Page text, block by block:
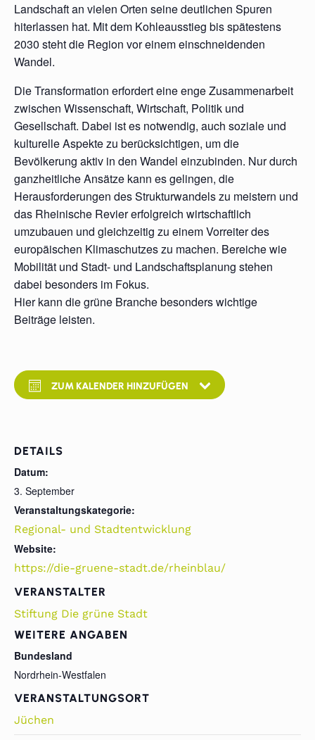
Landschaft an vielen Orten seine deutlichen Spuren
hiterlassen hat. Mit dem Kohleausstieg bis spätestens
2030 steht die Region vor einem einschneidenden
Wandel.
Die Transformation erfordert eine enge Zusammenarbeit
zwischen Wissenschaft, Wirtschaft, Politik und
Gesellschaft. Dabei ist es notwendig, auch soziale und
kulturelle Aspekte zu berücksichtigen, um die
Bevölkerung aktiv in den Wandel einzubinden. Nur durch
ganzheitliche Ansätze kann es gelingen, die
Herausforderungen des Strukturwandels zu meistern und
das Rheinische Revier erfolgreich wirtschaftlich
umzubauen und gleichzeitig zu einem Vorreiter des
europäischen Klimaschutzes zu machen. Bereiche wie
Mobilität und Stadt- und Landschaftsplanung stehen
dabei besonders im Fokus.
Hier kann die grüne Branche besonders wichtige
Beiträge leisten.
ZUM KALENDER HINZUFÜGEN
DETAILS
Datum:
3. September
Veranstaltungskategorie:
Regional- und Stadtentwicklung
Website:
https://die-gruene-stadt.de/rheinblau/
VERANSTALTUNGSORT
Jüchen
VERANSTALTER
Stiftung Die grüne Stadt
WEITERE ANGABEN
Bundesland
Nordrhein-Westfalen